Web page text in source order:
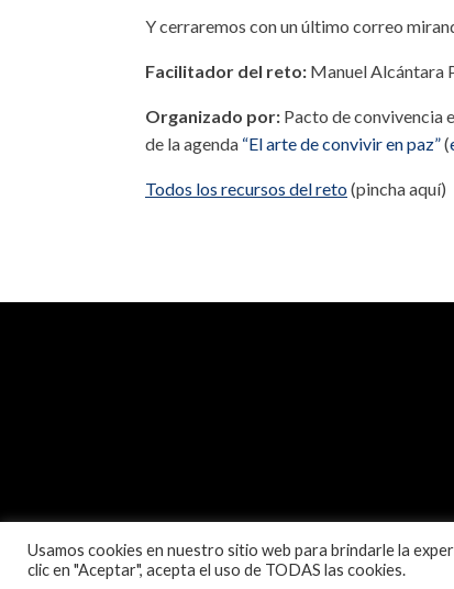
Y cerraremos con un último correo
Facilitador del reto: Manuel Alcántara
Organizado por: Pacto de convivencia
de la agenda “El arte de convivir en paz”(
Todos los recursos del reto(pincha aquí)
Usamos cookies en nuestro sitio web para brindarle la
clic en "Aceptar", acepta el uso de TODAS las cookies.